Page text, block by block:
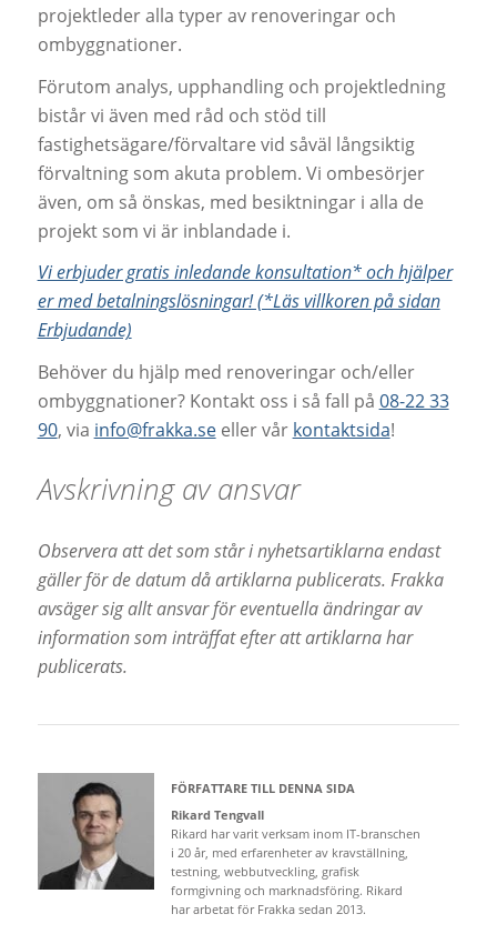
projektleder alla typer av renoveringar och
ombyggnationer.
Förutom analys, upphandling och projektledning
bistår vi även med råd och stöd till
fastighetsägare/förvaltare vid såväl långsiktig
förvaltning som akuta problem. Vi ombesörjer
även, om så önskas, med besiktningar i alla de
projekt som vi är inblandade i.
Vi erbjuder gratis inledande konsultation* och hjälper
er med betalningslösningar! (*Läs villkoren på sidan
Erbjudande)
Behöver du hjälp med renoveringar och/eller
ombyggnationer? Kontakt oss i så fall på 08-22 33
90, via info@frakka.seeller vår kontaktsida!
Avskrivning av ansvar
Observera att det som står i nyhetsartiklarna endast
gäller för de datum då artiklarna publicerats. Frakka
avsäger sig allt ansvar för eventuella ändringar av
information som inträffat efter att artiklarna har
publicerats.
FÖRFATTARE TILL DENNA SIDA
Rikard Tengvall
Rikard har varit verksam inom IT-branschen
i 20 år, med erfarenheter av kravställning,
testning, webbutveckling, grafisk
formgivning och marknadsföring. Rikard
har arbetat för Frakka sedan 2013.